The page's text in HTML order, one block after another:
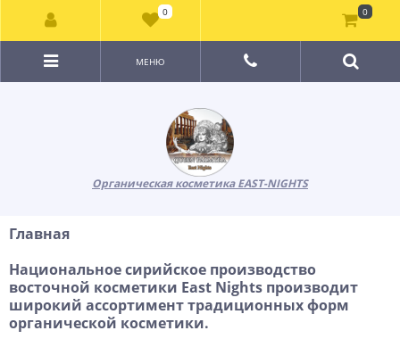
Органическая косметика EAST-NIGHTS
МЕНЮ
Главная
Национальное сирийское производство
восточной косметики East Nights производит
широкий ассортимент традиционных форм
органической косметики.
0 0